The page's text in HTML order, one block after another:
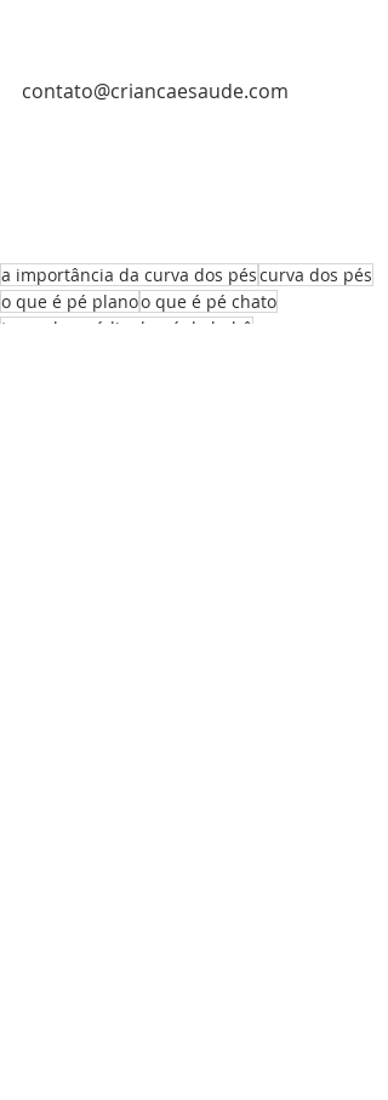
contato@criancaesaude.com
a importância da curva dos péscurva dos pés
o que é pé planoo que é pé chato
tamanho médio do pé do bebê